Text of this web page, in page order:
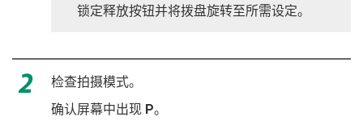
锁定释放按钮并将拨盘旋转至所需设定。
检查拍摄模式。
确认屏幕中出现 P。